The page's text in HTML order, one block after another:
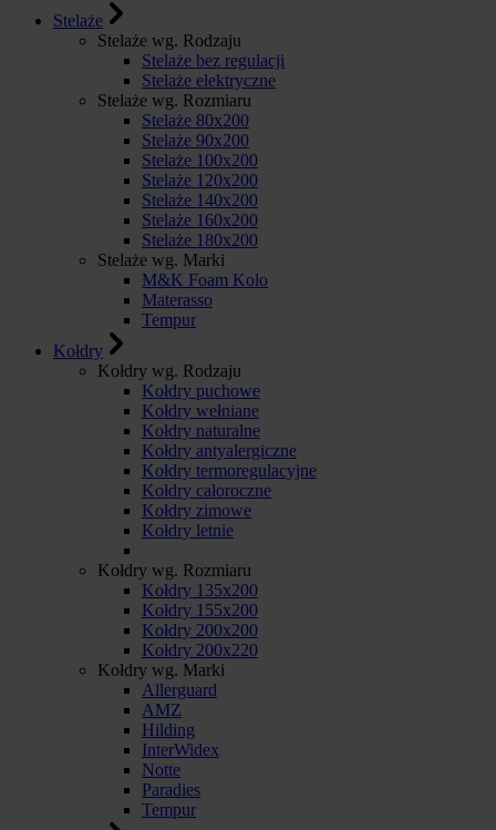
Stelaże
Stelaże wg. Rodzaju
Stelaże bez regulacji
Stelaże elektryczne
Stelaże wg. Rozmiaru
Stelaże 80x200
Stelaże 90x200
Stelaże 100x200
Stelaże 120x200
Stelaże 140x200
Stelaże 160x200
Stelaże 180x200
Stelaże wg. Marki
M&K Foam Kolo
Materasso
Tempur
Kołdry
Kołdry wg. Rodzaju
Kołdry puchowe
Kołdry wełniane
Kołdry naturalne
Kołdry antyalergiczne
Kołdry termoregulacyjne
Kołdry całoroczne
Kołdry zimowe
Kołdry letnie
Kołdry wg. Rozmiaru
Kołdry 135x200
Kołdry 155x200
Kołdry 200x200
Kołdry 200x220
Kołdry wg. Marki
Allerguard
AMZ
Hilding
InterWidex
Notte
Paradies
Tempur